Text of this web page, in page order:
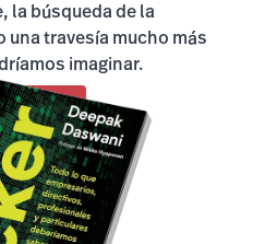
la búsqueda de la
una travesía mucho más
imaginar.